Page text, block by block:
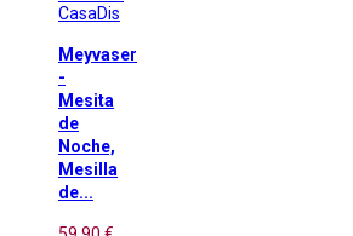
CasaDis
Meyvaser
-
Mesita
de
Noche,
Mesilla
de...